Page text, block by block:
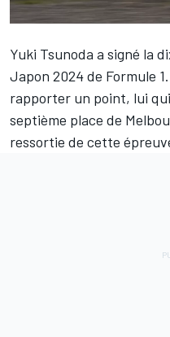
Yuki Tsunoda a signé la
Japon 2024 de Formule
rapporter un point, lui
septième place de
ressortie de cette